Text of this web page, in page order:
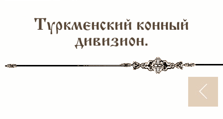
Туркменский конный
дивизион.